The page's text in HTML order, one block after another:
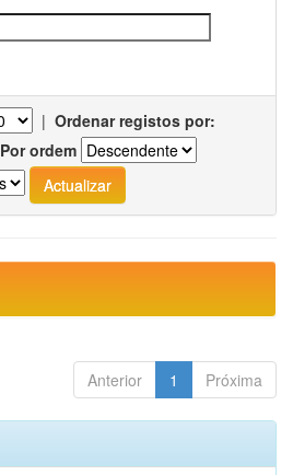
| Ordenar registos por:
Por ordem
Anterior 1 Próxima